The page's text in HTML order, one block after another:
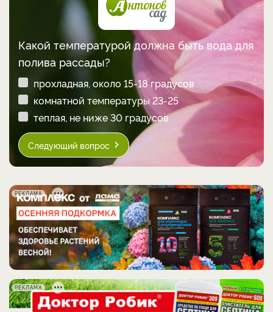
Какой температурой должна быть вода для
полива рассады?
прохладная, около 15-18 градусов
комнатной температуры 23-25
теплая, не ниже 30 градусов
Следующий вопрос
РЕКЛАМА
РЕКЛАМА